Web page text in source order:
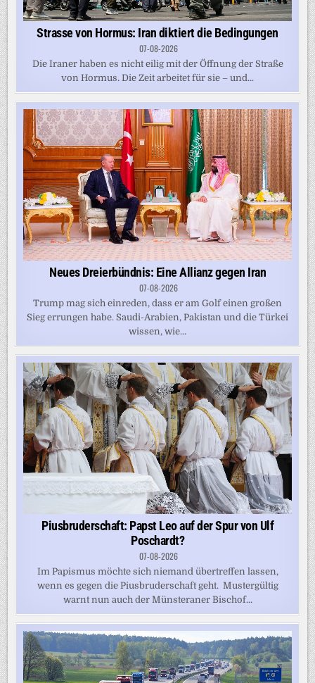
Strasse von Hormus: Iran diktiert die Bedingungen
07-08-2026
Die Iraner haben es nicht eilig mit der Öffnung der Straße
von Hormus. Die Zeit arbeitet für sie – und...
Neues Dreierbündnis: Eine Allianz gegen Iran
07-08-2026
Trump mag sich einreden, dass er am Golf einen großen
Sieg errungen habe. Saudi-Arabien, Pakistan und die Türkei
wissen, wie...
Piusbruderschaft: Papst Leo auf der Spur von Ulf
Poschardt?
07-08-2026
Im Papismus möchte sich niemand übertreffen lassen,
wenn es gegen die Piusbruderschaft geht. Mustergültig
warnt nun auch der Münsteraner Bischof...